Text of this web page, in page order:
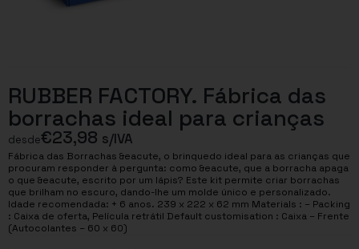
RUBBER FACTORY. Fábrica das
borrachas ideal para crianças
desde€23,98 s/IVA
Fábrica das Borrachas &eacute, o brinquedo ideal para as crianças que
procuram responder à pergunta: como &eacute, que a borracha apaga
o que &eacute, escrito por um lápis? Este kit permite criar borrachas
que brilham no escuro, dando-lhe um molde único e personalizado.
Idade recomendada: + 6 anos. 239 x 222 x 62 mm Materials : – Packing
: Caixa de oferta, Película retrátil Default customisation : Caixa – Frente
(Autocolantes – 60 x 60)